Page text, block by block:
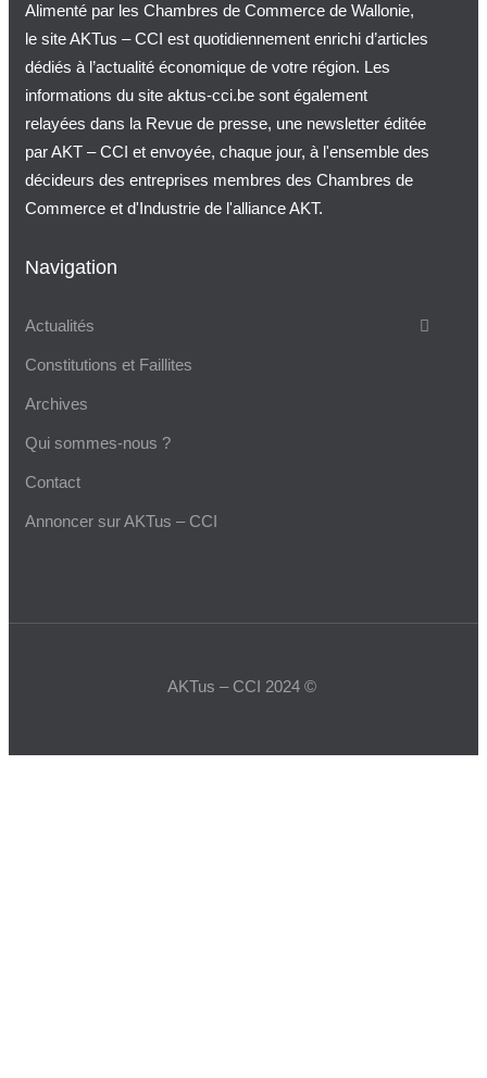
Alimenté par les Chambres de Commerce de Wallonie,
le site AKTus – CCI est quotidiennement enrichi d’articles
dédiés à l’actualité économique de votre région. Les
informations du site aktus-cci.be sont également
relayées dans la Revue de presse, une newsletter éditée
par AKT – CCI et envoyée, chaque jour, à l'ensemble des
décideurs des entreprises membres des Chambres de
Commerce et d'Industrie de l'alliance AKT.
Navigation
Actualités
Constitutions et Faillites
Archives
Qui sommes-nous ?
Contact
Annoncer sur AKTus – CCI
AKTus – CCI 2024 ©